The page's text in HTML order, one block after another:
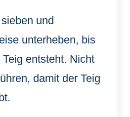
und
unterheben, bis
entsteht. Nicht
damit der Teig